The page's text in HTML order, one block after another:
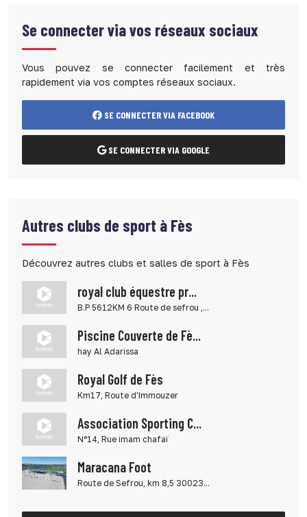
Se connecter via vos réseaux sociaux
Vous pouvez se connecter facilement et très
rapidement via vos comptes réseaux sociaux.
SE CONNECTER VIA FACEBOOK
SE CONNECTER VIA GOOGLE
Autres clubs de sport à Fès
Découvrez autres clubs et salles de sport à Fès
royal club équestre pr...
B.P 5612KM 6 Route de sefrou ,...
Piscine Couverte de Fè...
hay Al Adarissa
Royal Golf de Fès
Km17, Route d'Immouzer
Association Sporting C...
N°14, Rue imam chafaï
Maracana Foot
Route de Sefrou, km 8,5 30023...